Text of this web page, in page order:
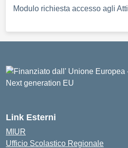
Modulo richiesta accesso agli Atti
Link Esterni
MIUR
Ufficio Scolastico Regionale